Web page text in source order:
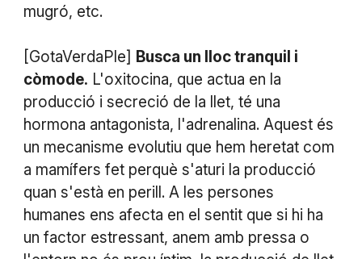
mugró, etc.
[GotaVerdaPle] Busca un lloc tranquil i
còmode. L'oxitocina, que actua en la
producció i secreció de la llet, té una
hormona antagonista, l'adrenalina. Aquest és
un mecanisme evolutiu que hem heretat com
a mamífers fet perquè s'aturi la producció
quan s'està en perill. A les persones
humanes ens afecta en el sentit que si hi ha
un factor estressant, anem amb pressa o